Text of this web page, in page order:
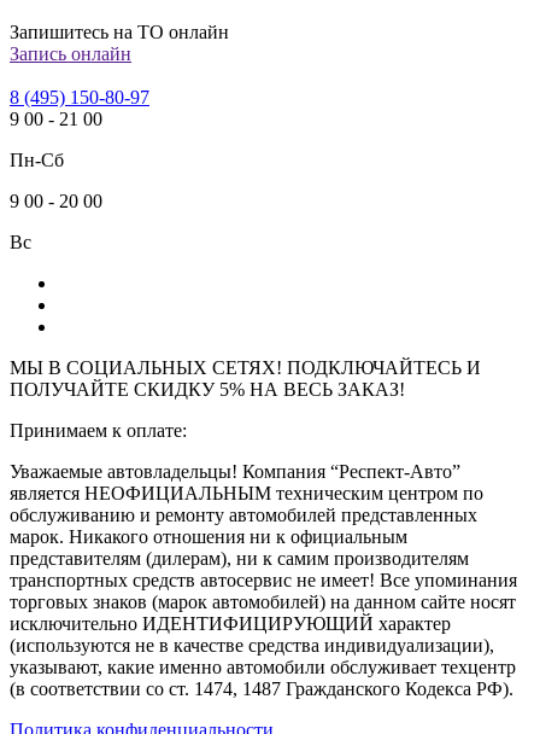
Запишитесь на ТО онлайн
Запись онлайн
8 (495) 150-80-97
9 00 - 21 00
Пн-Сб
9 00 - 20 00
Вс
МЫ В СОЦИАЛЬНЫХ СЕТЯХ! ПОДКЛЮЧАЙТЕСЬ И
ПОЛУЧАЙТЕ СКИДКУ 5% НА ВЕСЬ ЗАКАЗ!
Принимаем к оплате:
Уважаемые автовладельцы! Компания “Респект-Авто”
является НЕОФИЦИАЛЬНЫМ техническим центром по
обслуживанию и ремонту автомобилей представленных
марок. Никакого отношения ни к официальным
представителям (дилерам), ни к самим производителям
транспортных средств автосервис не имеет! Все упоминания
торговых знаков (марок автомобилей) на данном сайте носят
исключительно ИДЕНТИФИЦИРУЮЩИЙ характер
(используются не в качестве средства индивидуализации),
указывают, какие именно автомобили обслуживает техцентр
(в соответствии со ст. 1474, 1487 Гражданского Кодекса РФ).
Политика конфиденциальности